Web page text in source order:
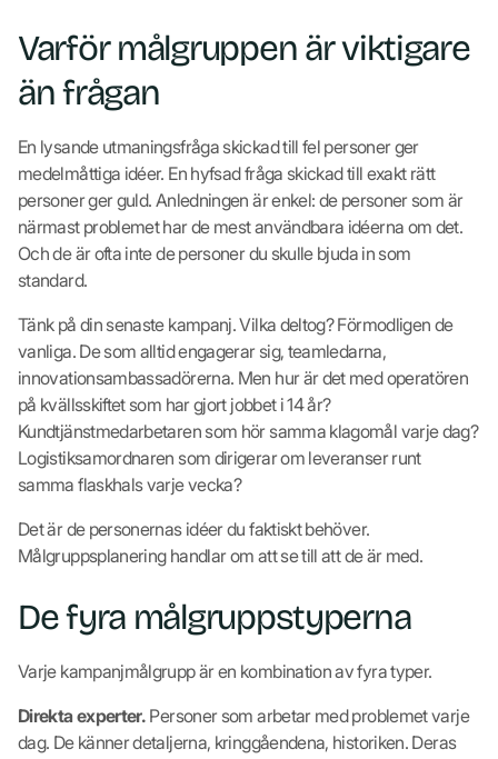
Varför målgruppen är viktigare
än frågan
En lysande utmaningsfråga skickad till fel personer ger
medelmåttiga idéer. En hyfsad fråga skickad till exakt rätt
personer ger guld. Anledningen är enkel: de personer som är
närmast problemet har de mest användbara idéerna om det.
Och de är ofta inte de personer du skulle bjuda in som
standard.
Tänk på din senaste kampanj. Vilka deltog? Förmodligen de
vanliga. De som alltid engagerar sig, teamledarna,
innovationsambassadörerna. Men hur är det med operatören
på kvällsskiftet som har gjort jobbet i 14 år?
Kundtjänstmedarbetaren som hör samma klagomål varje dag?
Logistiksamordnaren som dirigerar om leveranser runt
samma flaskhals varje vecka?
Det är de personernas idéer du faktiskt behöver.
Målgruppsplanering handlar om att se till att de är med.
De fyra målgruppstyperna
Varje kampanjmålgrupp är en kombination av fyra typer.
Direkta experter. Personer som arbetar med problemet varje
dag. De känner detaljerna, kringgåendena, historiken. Deras